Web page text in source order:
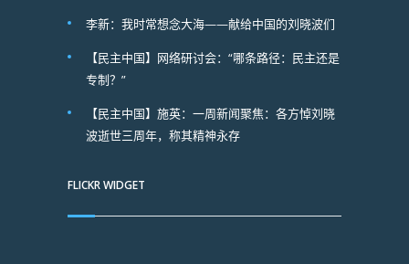
李新：我时常想念大海——献给中国的刘晓波们
【民主中国】网络研讨会：“哪条路径：民主还是
专制？”
【民主中国】施英：一周新闻聚焦：各方悼刘晓
波逝世三周年，称其精神永存
FLICKR WIDGET